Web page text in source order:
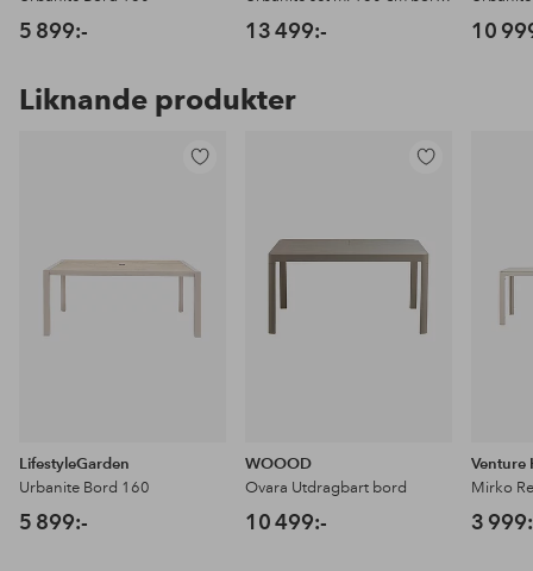
5 899:- 13 499:- 10
Liknande produkter
LifestyleGarden
Urbanite Bord 160
5 899:-
WOOOD
Ovara Utdragbart bord
10 499:-
Venture
Mirko
3